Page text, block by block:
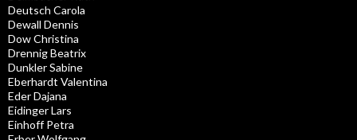
Deutsch Carola
Dewall Dennis
Dow Christina
Drennig Beatrix
Dunkler Sabine
Eberhardt Valentina
Eder Dajana
Eidinger Lars
Einhoff Petra